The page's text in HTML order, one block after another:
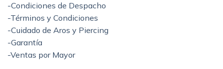
-Condiciones de Despacho
-Términos y Condiciones
-Cuidado de Aros y Piercing
-Garantía
-Ventas por Mayor